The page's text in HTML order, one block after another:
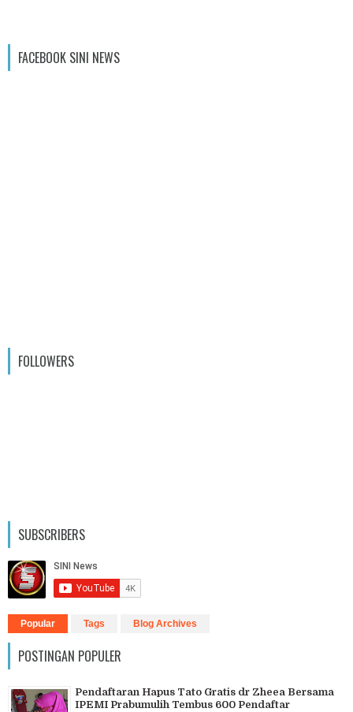
FACEBOOK SINI NEWS
FOLLOWERS
SUBSCRIBERS
Popular Tags Blog Archives
POSTINGAN POPULER
Pendaftaran Hapus Tato Gratis dr Zheea Bersama
IPEMI Prabumulih Tembus 600 Pendaftar